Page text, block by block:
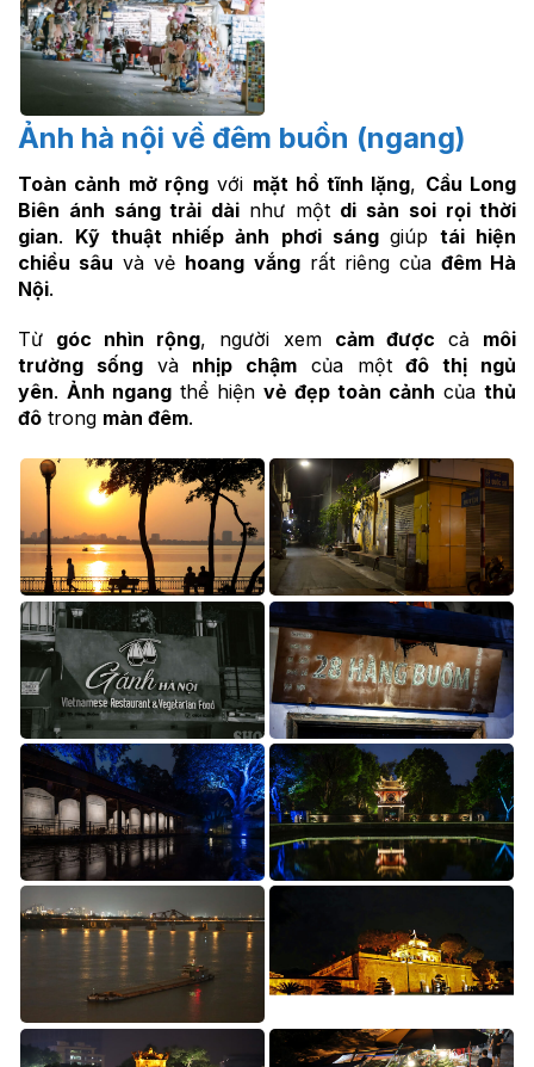
Ảnh hà nội về đêm buồn (ngang)
Toàn cảnh mở rộngvới mặt hồ tĩnh lặng, Cầu Long
Biên ánh sáng trải dàinhư một di sản soi rọi thời
gian. Kỹ thuật nhiếp ảnh phơi sánggiúptái hiện
chiều sâu và vẻ hoang vắngrất riêng của đêm Hà
Nội.
Từ góc nhìn rộng, người xem cảm được cả môi
trường sốngvà nhịp chậm của mộtđô thị ngủ
yên. Ảnh ngang thể hiện vẻ đẹp toàn cảnh của thủ
đô trong màn đêm.